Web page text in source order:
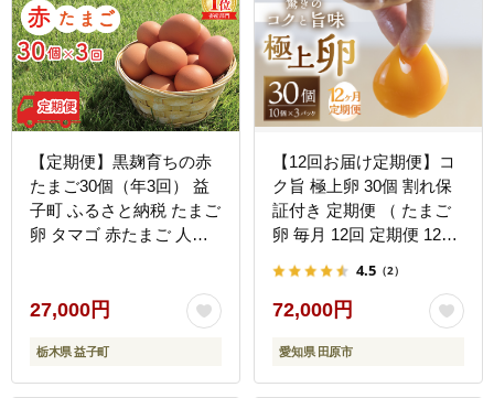
【定期便】黒麹育ちの赤
たまご30個（年3回） 益
子町 ふるさと納税 たまご
卵 タマゴ 赤たまご 人気
27,000円
栃木県 益子町
【12回お届け定期便】コ
ク旨 極上卵 30個 割れ保
証付き 定期便 （ たまご
卵 毎月 12回 定期便 12ヶ
たまご定期便 卵定期便 1
年定期便
4.5 （2）
72,000円
愛知県 田原市